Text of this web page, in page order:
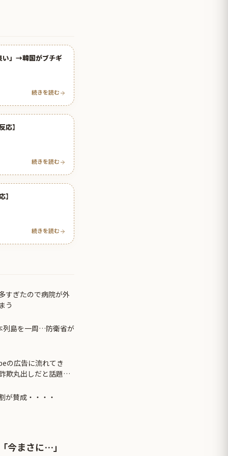
い」→韓国がブチギ
続きを読む
】
続きを読む
】
続きを読む
すぎたので病院が外
う
列島を一周…防衛省が
の広告に流れてき
欺丸出しだと話題に
が賛成・・・・
今まさに…」